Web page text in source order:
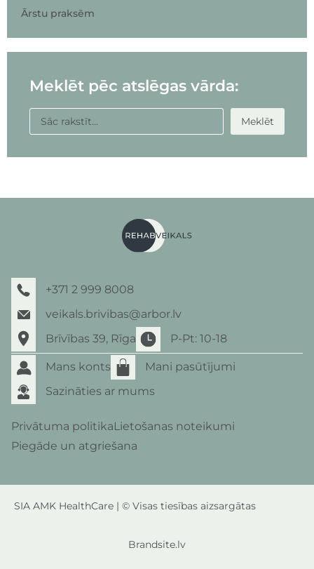
Ārstu praksēm
Meklēt pēc atslēgas vārda:
Meklēt
+371 2 999 8008
veikals.brivibas@arbor.lv
Brīvības 39, Rīga
P-Pt: 10-18
Mans konts
Mani pasūtījumi
Sazināties ar mums
Privātuma politikaLietošanas noteikumi
Piegāde un atgriešana
SIA AMK HealthCare | © Visas tiesības aizsargātas
Brandsite.lv